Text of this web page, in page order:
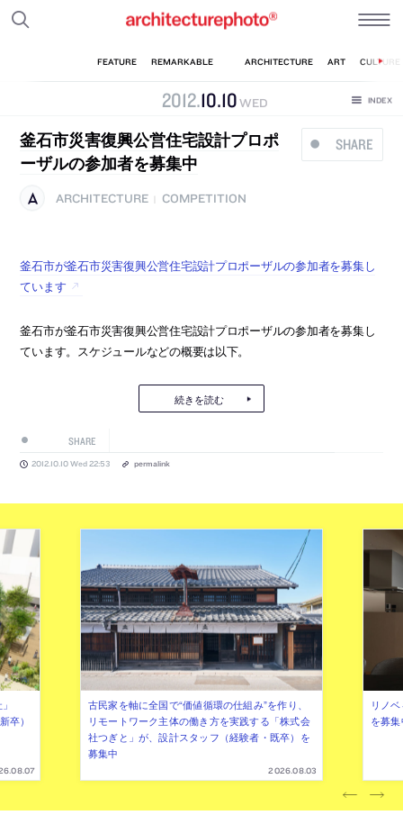
2012.10.10 WED
SHARE
釜石市災害復興公営住宅設計プロポ
ーザルの参加者を募集中
ARCHITECTURE COMPETITION
釜石市が釜石市災害復興公営住宅設計プロポーザルの参加者を募集し
ています
釜石市が釜石市災害復興公営住宅設計プロポーザルの参加者を募集し
ています。スケジュールなどの概要は以下。
続きを読む
SHARE
2012.10.10 Wed 22:53 permalink
卒）
古民家を軸に全国で“価値循環の仕組み”を作り、
リモートワーク主体の働き方を実践する「株式会
社つぎと」が、設計スタッフ（経験者・既卒）を
募集中
2026.08.03
リノ
を募